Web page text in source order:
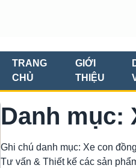
TRANG
CHỦ
GIỚI
THIỆU
Danh mục:
Ghi chú danh mục: Xe con
Tư vấn & Thiết kế các sản